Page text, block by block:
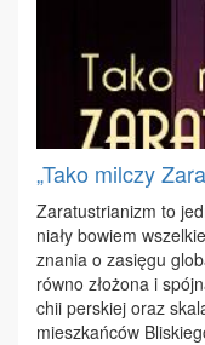
„Tako milczy
Za­ra­tu­stria­nizm to
nia­ły bo­wiem
zna­nia o za­się­gu
rów­no zło­żo­na i
chii per­skiej oraz
miesz­kań­ców